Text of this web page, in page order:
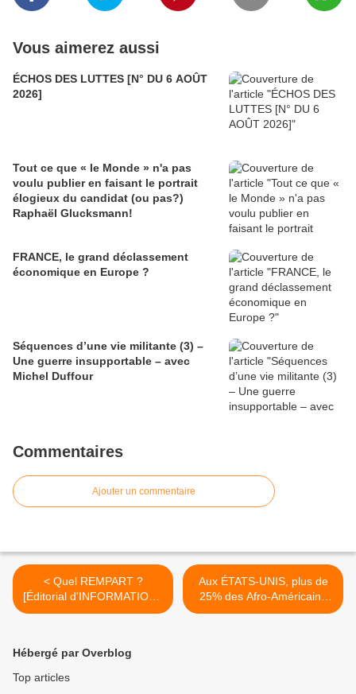
Vous aimerez aussi
ÉCHOS DES LUTTES [N° DU 6 AOÛT
2026]
Tout ce que « le Monde » n'a pas
voulu publier en faisant le portrait
élogieux du candidat (ou pas?)
Raphaël Glucksmann!
FRANCE, le grand déclassement
économique en Europe ?
Séquences d’une vie militante (3) –
Une guerre insupportable – avec
Michel Duffour
Commentaires
Ajouter un commentaire
< Quel REMPART ?
[Éditorial d'INFORMATIONS
OUVRIÈRES]
Aux ÉTATS-UNIS, plus de
25% des Afro-Américains
vivent sous le seuil de
Hébergé par Overblog
Top articles